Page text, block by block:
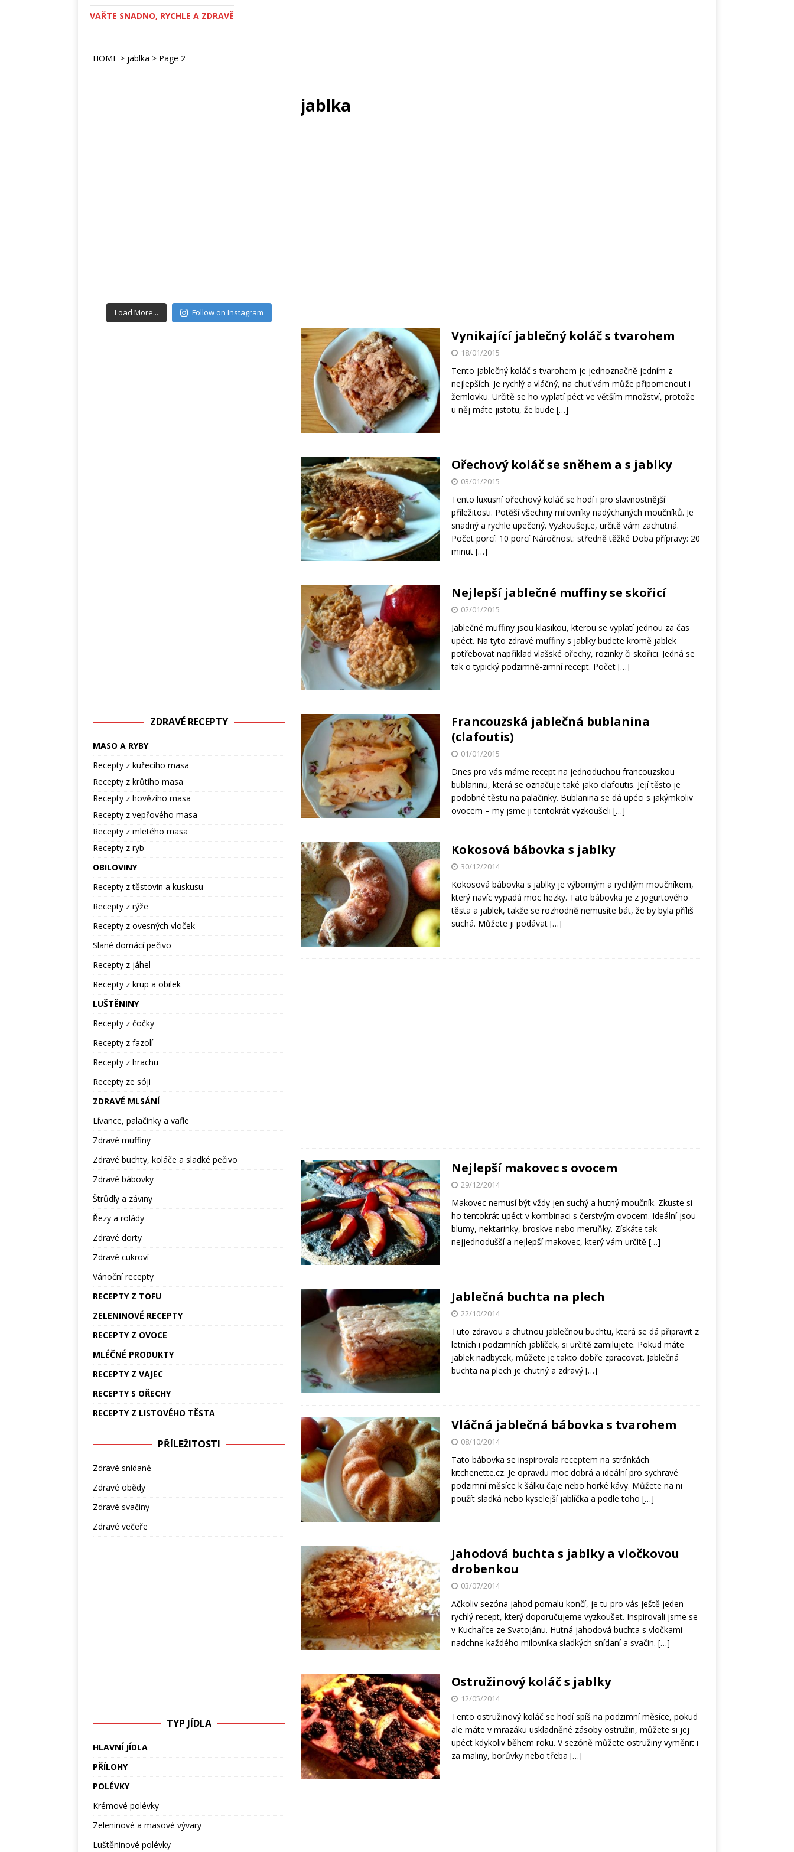
VAŘTE SNADNO, RYCHLE A ZDRAVĚ
HOME > jablka > Page 2
jablka
Vynikající jablečný koláč s tvarohem
18/01/2015
Tento jablečný koláč s tvarohem je jednoznačně jedním z
nejlepších. Je rychlý a vláčný, na chuť vám může připomenout i
žemlovku. Určitě se ho vyplatí péct ve větším množství, protože
u něj máte jistotu, že bude […]
Ořechový koláč se sněhem a s jablky
03/01/2015
Tento luxusní ořechový koláč se hodí i pro slavnostnější
příležitosti. Potěší všechny milovníky nadýchaných moučníků. Je
snadný a rychle upečený. Vyzkoušejte, určitě vám zachutná.
Počet porcí: 10 porcí Náročnost: středně těžké Doba přípravy: 20
minut […]
Nejlepší jablečné muffiny se skořicí
02/01/2015
Jablečné muffiny jsou klasikou, kterou se vyplatí jednou za čas
upéct. Na tyto zdravé muffiny s jablky budete kromě jablek
potřebovat například vlašské ořechy, rozinky či skořici. Jedná se
tak o typický podzimně-zimní recept. Počet […]
Francouzská jablečná bublanina
(clafoutis)
01/01/2015
Dnes pro vás máme recept na jednoduchou francouzskou
bublaninu, která se označuje také jako clafoutis. Její těsto je
podobné těstu na palačinky. Bublanina se dá upéci s jakýmkoliv
ovocem – my jsme ji tentokrát vyzkoušeli […]
Kokosová bábovka s jablky
30/12/2014
Kokosová bábovka s jablky je výborným a rychlým moučníkem,
který navíc vypadá moc hezky. Tato bábovka je z jogurtového
těsta a jablek, takže se rozhodně nemusíte bát, že by byla příliš
suchá. Můžete ji podávat […]
Nejlepší makovec s ovocem
29/12/2014
Makovec nemusí být vždy jen suchý a hutný moučník. Zkuste si
ho tentokrát upéct v kombinaci s čerstvým ovocem. Ideální jsou
blumy, nektarinky, broskve nebo meruňky. Získáte tak
nejjednodušší a nejlepší makovec, který vám určitě […]
Jablečná buchta na plech
22/10/2014
Tuto zdravou a chutnou jablečnou buchtu, která se dá připravit z
letních i podzimních jablíček, si určitě zamilujete. Pokud máte
jablek nadbytek, můžete je takto dobře zpracovat. Jablečná
buchta na plech je chutný a zdravý […]
Vláčná jablečná bábovka s tvarohem
08/10/2014
Tato bábovka se inspirovala receptem na stránkách
kitchenette.cz. Je opravdu moc dobrá a ideální pro sychravé
podzimní měsíce k šálku čaje nebo horké kávy. Můžete na ni
použít sladká nebo kyselejší jablíčka a podle toho […]
Jahodová buchta s jablky a vločkovou
drobenkou
03/07/2014
Ačkoliv sezóna jahod pomalu končí, je tu pro vás ještě jeden
rychlý recept, který doporučujeme vyzkoušet. Inspirovali jsme se
v Kuchařce ze Svatojánu. Hutná jahodová buchta s vločkami
nadchne každého milovníka sladkých snídaní a svačin. […]
Ostružinový koláč s jablky
12/05/2014
Tento ostružinový koláč se hodí spíš na podzimní měsíce, pokud
ale máte v mrazáku uskladněné zásoby ostružin, můžete si jej
upéct kdykoliv během roku. V sezóně můžete ostružiny vyměnit i
za maliny, borůvky nebo třeba […]
Load More... Follow on Instagram
ZDRAVÉ RECEPTY
MASO A RYBY
Recepty z kuřecího masa
Recepty z krůtího masa
Recepty z hovězího masa
Recepty z vepřového masa
Recepty z mletého masa
Recepty z ryb
OBILOVINY
Recepty z těstovin a kuskusu
Recepty z rýže
Recepty z ovesných vloček
Slané domácí pečivo
Recepty z jáhel
Recepty z krup a obilek
LUŠTĚNINY
Recepty z čočky
Recepty z fazolí
Recepty z hrachu
Recepty ze sóji
ZDRAVÉ MLSÁNÍ
Lívance, palačinky a vafle
Zdravé muffiny
Zdravé buchty, koláče a sladké pečivo
Zdravé bábovky
Štrůdly a záviny
Řezy a rolády
Zdravé dorty
Zdravé cukroví
Vánoční recepty
RECEPTY Z TOFU
ZELENINOVÉ RECEPTY
RECEPTY Z OVOCE
MLÉČNÉ PRODUKTY
RECEPTY Z VAJEC
RECEPTY S OŘECHY
RECEPTY Z LISTOVÉHO TĚSTA
PŘÍLEŽITOSTI
Zdravé snídaně
Zdravé obědy
Zdravé svačiny
Zdravé večeře
TYP JÍDLA
HLAVNÍ JÍDLA
PŘÍLOHY
POLÉVKY
Krémové polévky
Zeleninové a masové vývary
Luštěninové polévky